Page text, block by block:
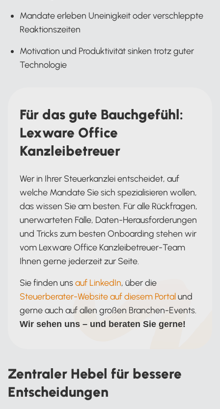
Mandate erleben Uneinigkeit oder verschleppte
Reaktionszeiten
Motivation und Produktivität sinken trotz guter
Technologie
Für das gute Bauchgefühl:
Lexware Office
Kanzleibetreuer
Wer in Ihrer Steuerkanzlei entscheidet, auf
welche Mandate Sie sich spezialisieren wollen,
das wissen Sie am besten. Für alle Rückfragen,
unerwarteten Fälle, Daten-Herausforderungen
und Tricks zum besten Onboarding stehen wir
vom Lexware Office Kanzleibetreuer-Team
Ihnen gerne jederzeit zur Seite.
Sie finden unsauf LinkedIn, über die
Steuerberater-Website auf diesem Portalund
gerne auch auf allen großen Branchen-Events.
Wir sehen uns – und beraten Sie gerne!
Zentraler Hebel für bessere
Entscheidungen